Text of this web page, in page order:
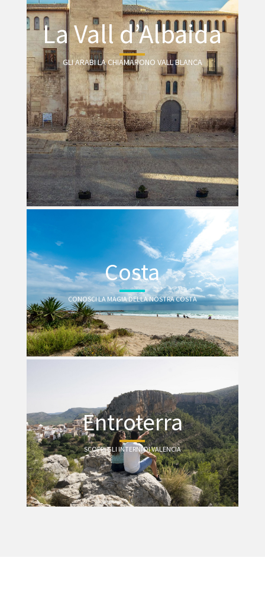
La Vall d’Albaida
GLI ARABI LA CHIAMARONO VALL BLANCA
Costa
CONOSCI LA MAGIA DELLA NOSTRA COSTA
Entroterra
SCOPRI GLI INTERNI DI VALENCIA